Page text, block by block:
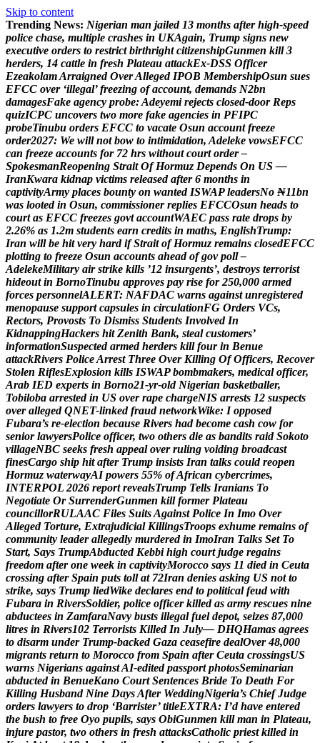
Skip to content
Trending News: Nigerian man jailed 13 months after high-speed
police chase, multiple crashes in UKAgain, Trump signs new
executive orders to restrict birthright citizenshipGunmen kill 3
herders, 14 cattle in fresh Plateau attackEx-DSS Officer
EzeakolamArraigned OverAlleged IPOB MembershipOsun sues
EFCC over ‘illegal’ freezing of account, demands N2bn
damagesFake agency probe:Adeyemi rejects closed-door Reps
quizICPC uncovers two more fake agencies in PFIPC
probeTinubu orders EFCC to vacate Osun account freeze
order2027: We will not bow to intimidation, Adeleke vowsEFCC
can freeze accounts for 72 hrs without court order –
SpokesmanReopening Strait Of Hormuz Depends On US —
IranKwara kidnap victims released after 6 months in
captivityArmy places bounty on wanted ISWAP leadersNo ₦11bn
was looted in Osun, commissioner replies EFCCOsun heads to
court as EFCC freezes govt accountWAEC pass rate drops by
2.26% as 1.2m students earn credits in maths, EnglishTrump:
Iran will be hit very hard if Strait of Hormuz remains closedEFCC
plotting to freeze Osun accounts ahead of gov poll –
AdelekeMilitary air strike kills ’12 insurgents’, destroys terrorist
hideout in BornoTinubu approves pay rise for 250,000 armed
forces personnelALERT: NAFDAC warns against unregistered
menopause support capsules in circulationFG Orders VCs,
Rectors, Provosts To Dismiss Students Involved In
KidnappingHackers hit Zenith Bank, steal customers’
informationSuspected armed herders kill four in Benue
attackRivers PoliceArrest Three Over Killing Of Officers, Recover
Stolen RiflesExplosion kills ISWAP bombmakers, medical officer,
Arab IED experts in Borno21-yr-old Nigerian basketballer,
Tobiloba arrested in US over rape chargeNIS arrests 12 suspects
over alleged QNET-linked fraud networkWike: I opposed
Fubara’s re-election because Rivers had become cash cow for
senior lawyersPolice officer, two others die as bandits raid Sokoto
villageNBC seeks fresh appeal over ruling voiding broadcast
finesCargo ship hit after Trump insists Iran talks could reopen
Hormuz waterwayAI powers 55% ofAfrican cybercrimes,
INTERPOL 2026 report revealsTrump Tells Iranians To
Negotiate Or SurrenderGunmen kill former Plateau
councillorRULAAC Files SuitsAgainst Police In Imo Over
Alleged Torture, Extrajudicial KillingsTroops exhume remains of
community leader allegedly murdered in ImoIran Talks Set To
Start, Says TrumpAbducted Kebbi high court judge regains
freedom after one week in captivityMorocco says 11 died in Ceuta
crossing after Spain puts toll at 72Iran denies asking US not to
strike, says Trump liedWike declares end to political feud with
Fubara in RiversSoldier, police officer killed as army rescues nine
abductees in ZamfaraNavy busts illegal fuel depot, seizes 87,000
litres in Rivers102 Terrorists Killed In July— DHQHamas agrees
to disarm under Trump-backed Gaza ceasefire dealOver 48,000
migrants return to Morocco from Spain after Ceuta crossingsUS
warns Nigerians againstAI-edited passport photosSeminarian
abducted in BenueKano Court Sentences Bride To Death For
Killing Husband Nine DaysAfter WeddingNigeria’s Chief Judge
orders lawyers to drop ‘Barrister’ titleEXTRA: I’d have entered
the bush to free Oyo pupils, says ObiGunmen kill man in Plateau,
injure pastor, two others in fresh attacksCatholic priest killed in